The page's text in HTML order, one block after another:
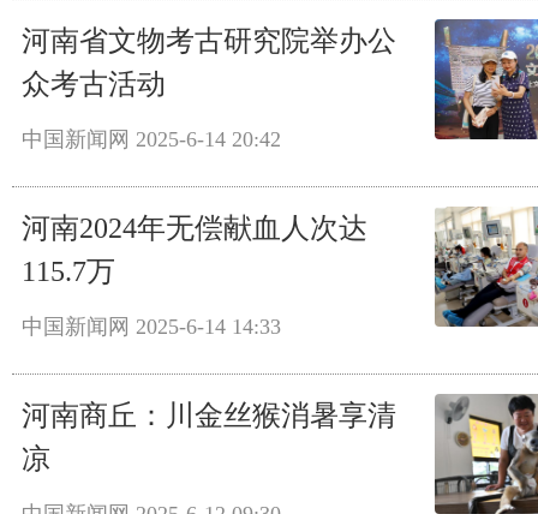
河南省文物考古研究院举办公
众考古活动
中国新闻网 2025-6-14 20:42
河南2024年无偿献血人次达
115.7万
中国新闻网 2025-6-14 14:33
河南商丘：川金丝猴消暑享清
凉